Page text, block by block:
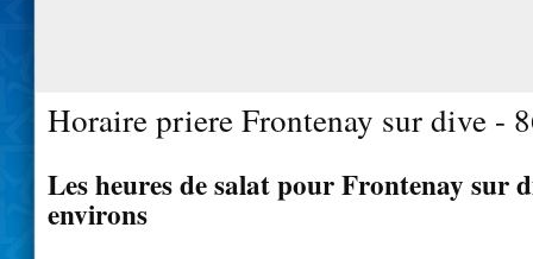
Horaire priere Frontenay sur dive -
Les heures de salat pour Frontenay sur
environs